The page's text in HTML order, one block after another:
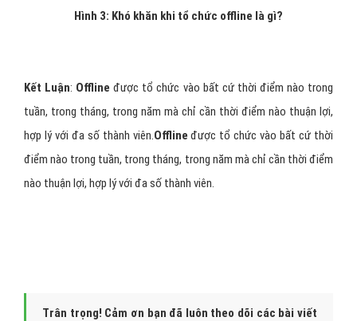
Hình 3: Khó khăn khi tổ chức offline là gì?
Kết Luận: Offline được tổ chức vào bất cứ thời điểm nào trong
tuần, trong tháng, trong năm mà chỉ cần thời điểm nào thuận lợi,
hợp lý với đa số thành viên. Offline được tổ chức vào bất cứ thời
điểm nào trong tuần, trong tháng, trong năm mà chỉ cần thời điểm
nào thuận lợi, hợp lý với đa số thành viên.
Trân trọng! Cảm ơn bạn đã luôn theo dõi các bài viết